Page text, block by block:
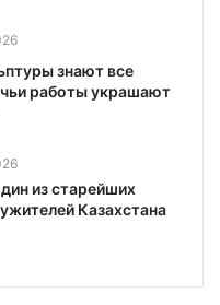
знают все
работы украшают
из старейших
Казахстана